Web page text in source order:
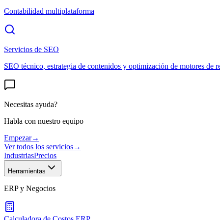
Contabilidad multiplataforma
Servicios de SEO
SEO técnico, estrategia de contenidos y optimización de motores de
Necesitas ayuda?
Habla con nuestro equipo
Empezar→
Ver todos los servicios→
IndustriasPrecios
Herramientas
ERP y Negocios